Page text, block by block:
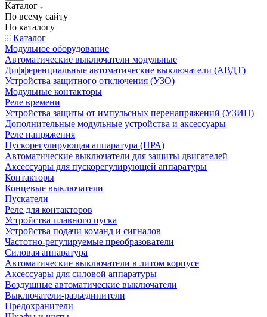
Каталог
По всему сайту
По каталогу
Каталог
Модульное оборудование
Автоматические выключатели модульные
Дифференциальные автоматические выключатели (АВДТ)
Устройства защитного отключения (УЗО)
Модульные контакторы
Реле времени
Устройства защиты от импульсных перенапряжений (УЗИП)
Дополнительные модульные устройства и аксессуары
Реле напряжения
Пускорегулирующая аппаратура (ПРА)
Автоматические выключатели для защиты двигателей
Аксессуары для пускорегулирующей аппаратуры
Контакторы
Концевые выключатели
Пускатели
Реле для контакторов
Устройства плавного пуска
Устройства подачи команд и сигналов
Частотно-регулируемые преобразователи
Силовая аппаратура
Автоматические выключатели в литом корпусе
Аксессуары для силовой аппаратуры
Воздушные автоматические выключатели
Выключатели-разъединители
Предохранители